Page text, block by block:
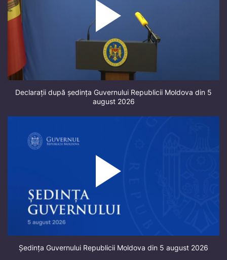
Declarații după ședința Guvernului Republicii Moldova din 5
august 2026
Ședința Guvernului Republicii Moldova din 5 august 2026